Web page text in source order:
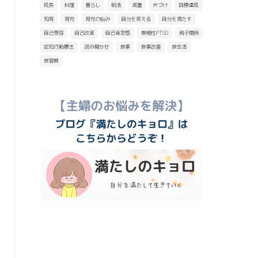
成長
料理 暮らし 朝活 減量 片づけ
目標達成
知育
育児 育児の悩み 自分を変える
自分を満たす
自己受容
自己改革 自己肯定感 複雑性PTSD
親子関係
認知行動療法
読み聞かせ 食事 食事改善
食生活
食習慣